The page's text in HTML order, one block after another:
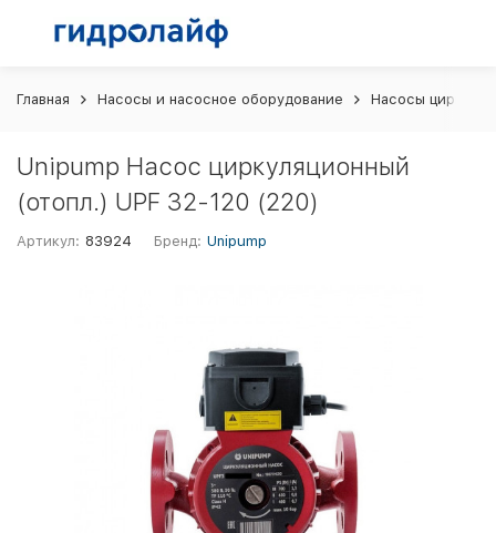
Главная Насосы и насосное оборудование Насосы
Unipump Насос циркуляционный
(отопл.) UPF 32-120 (220)
Артикул: 83924 Бренд: Unipump